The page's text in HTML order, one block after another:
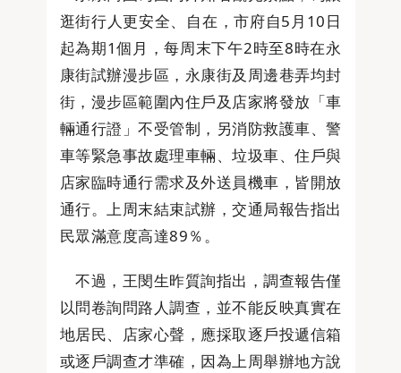
逛街行人更安全、自在，市府自5月10日
起為期1個月，每周末下午2時至8時在永
康街試辦漫步區，永康街及周邊巷弄均封
街，漫步區範圍內住戶及店家將發放「車
輛通行證」不受管制，另消防救護車、警
車等緊急事故處理車輛、垃圾車、住戶與
店家臨時通行需求及外送員機車，皆開放
通行。上周末結束試辦，交通局報告指出
民眾滿意度高達89％。
不過，王閔生昨質詢指出，調查報告僅
以問卷詢問路人調查，並不能反映真實在
地居民、店家心聲，應採取逐戶投遞信箱
或逐戶調查才準確，因為上周舉辦地方說